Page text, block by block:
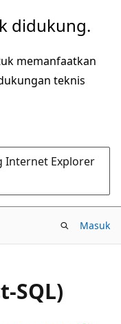
didukung.
memanfaatkan
teknis
Internet Explorer
Masuk
SQL)